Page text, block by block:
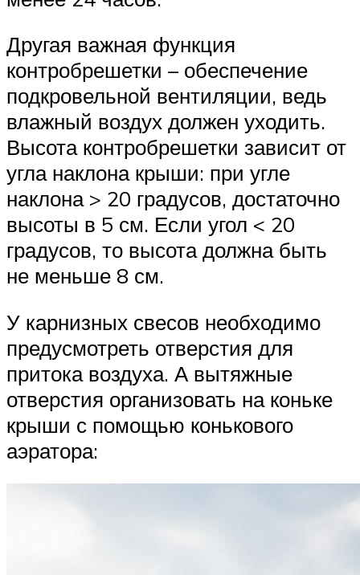
Другая важная функция
контробрешетки – обеспечение
подкровельной вентиляции, ведь
влажный воздух должен уходить.
Высота контробрешетки зависит от
угла наклона крыши: при угле
наклона > 20 градусов, достаточно
высоты в 5 см. Если угол < 20
градусов, то высота должна быть
не меньше 8 см.
У карнизных свесов необходимо
предусмотреть отверстия для
притока воздуха. А вытяжные
отверстия организовать на коньке
крыши с помощью конькового
аэратора: